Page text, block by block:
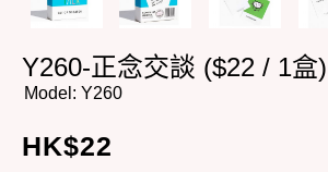
Y260-正念交談 ($22 / 1盒)
Model: Y260
HK$22